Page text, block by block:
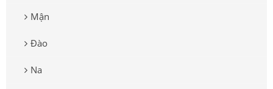
Mận
Đào
Na